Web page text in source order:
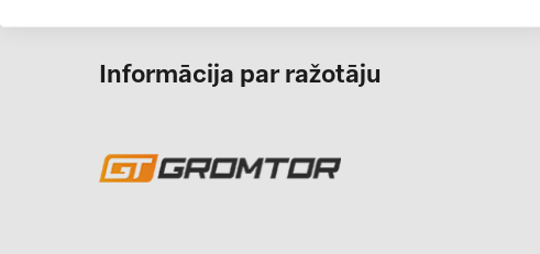
Informācija par ražotāju